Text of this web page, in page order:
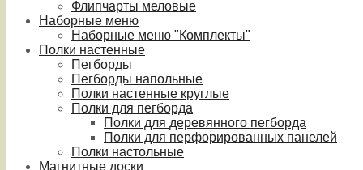
Флипчарты меловые
Наборные меню
Наборные меню "Комплекты"
Полки настенные
Пегборды
Пегборды напольные
Полки настенные круглые
Полки для пегборда
Полки для деревянного пегборда
Полки для перфорированных панелей
Полки настольные
Магнитные доски